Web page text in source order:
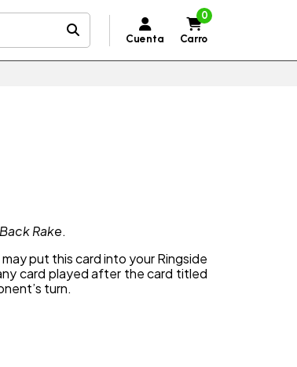
Cuenta
0
Carro
Back Rake.
put this card into your Ringside
card played after the card titled
turn.